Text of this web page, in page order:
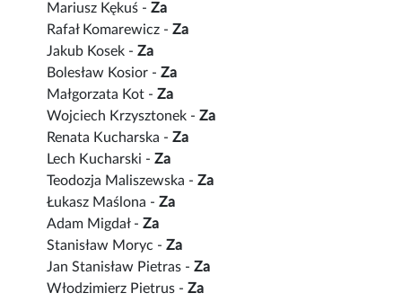
Mariusz Kękuś -Za
Rafał Komarewicz -Za
Jakub Kosek -Za
Bolesław Kosior -Za
Małgorzata Kot -Za
Wojciech Krzysztonek -Za
Renata Kucharska -Za
Lech Kucharski -Za
Teodozja Maliszewska -Za
Łukasz Maślona -Za
Adam Migdał -Za
Stanisław Moryc -Za
Jan Stanisław Pietras -Za
Włodzimierz Pietrus -Za